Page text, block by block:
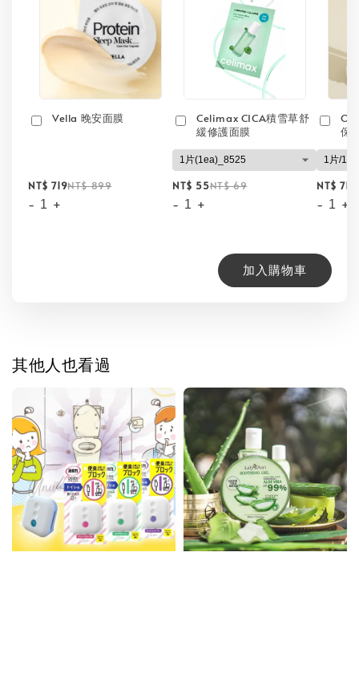
Vella 晚安面膜
NT$ 719NT$ 899
- +
Celimax CICA積雪草舒
緩修護面膜
NT$ 55NT$ 69
- +
保
NT$ 71
- +
加入購物車
其他人也看過